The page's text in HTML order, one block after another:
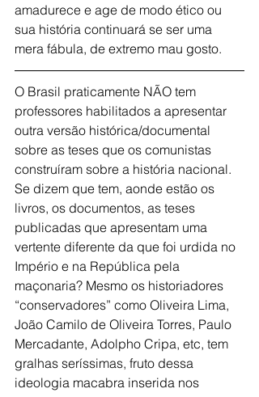
amadurece e age de modo ético ou
sua história continuará se ser uma
mera fábula, de extremo mau gosto.
O Brasil praticamente NÃO tem
professores habilitados a apresentar
outra versão histórica/documental
sobre as teses que os comunistas
construíram sobre a história nacional.
Se dizem que tem, aonde estão os
livros, os documentos, as teses
publicadas que apresentam uma
vertente diferente da que foi urdida no
Império e na República pela
maçonaria? Mesmo os historiadores
“conservadores” como Oliveira Lima,
João Camilo de Oliveira Torres, Paulo
Mercadante, Adolpho Cripa, etc, tem
gralhas seríssimas, fruto dessa
ideologia macabra inserida nos